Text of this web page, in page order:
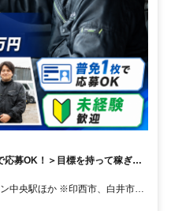
応募OK！＞目標を持って稼ぎた
の風土がある会社◎
隣エリアから通勤しているスタ